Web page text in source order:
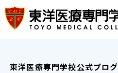
東洋医療専門学校公式ブログ